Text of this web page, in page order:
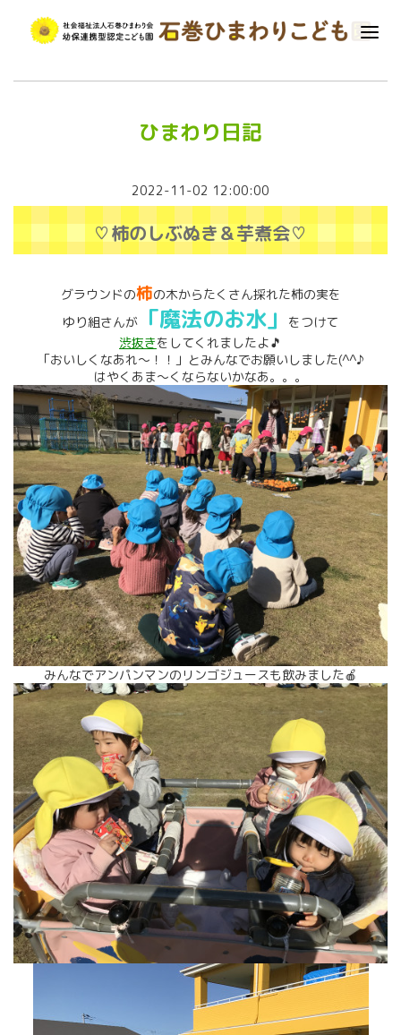
ひまわり日記
2022-11-02 12:00:00
♡柿のしぶぬき＆芋煮会♡
グラウンドの柿の木からたくさん採れた柿の実を
ゆり組さんが
「魔法のお水」
をつけて
渋抜きをしてくれましたよ🎵
「おいしくなあれ～！！」とみんなでお願いしました(^^♪
はやくあま～くならないかなあ。。。
みんなでアンパンマンのリンゴジュースも飲みました🍎